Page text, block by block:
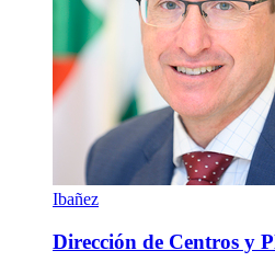
Ibañez
Dirección de Centros y